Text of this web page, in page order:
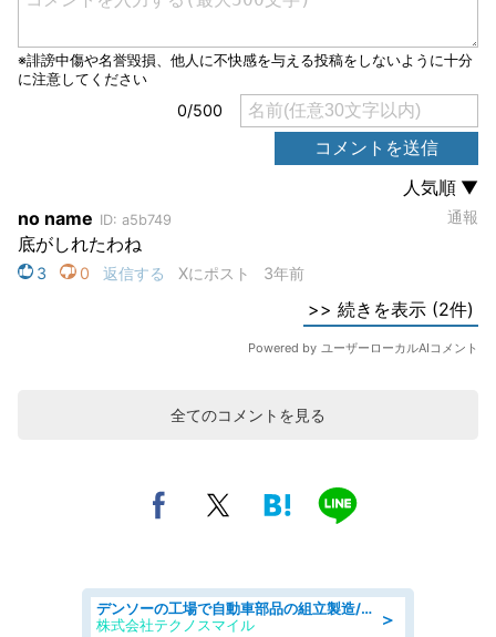
全てのコメントを見る
＞
デンソーの工場で自動車部品の組立製造/denso aichi
株式会社テクノスマイル